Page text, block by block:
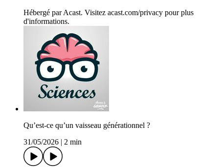
Hébergé par Acast. Visitez acast.com/privacy pour plus
d'informations.
Qu’est-ce qu’un vaisseau générationnel ?
31/05/2026
2 min